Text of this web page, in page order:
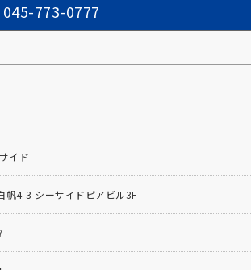
045-773-0777
イド
帆4-3 シーサイドピアビル3F